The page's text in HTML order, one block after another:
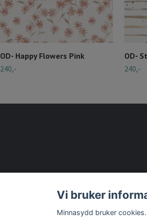
OD- Happy Flowers Pink
240,-
OD-
240,-
Vi bruker
Minnasydd bruker